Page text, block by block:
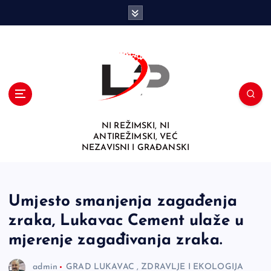
NI REŽIMSKI, NI
ANTIREŽIMSKI, VEĆ
NEZAVISNI I GRAĐANSKI
Umjesto smanjenja zagađenja
zraka, Lukavac Cement ulaže u
mjerenje zagađivanja zraka.
admin GRAD LUKAVAC , ZDRAVLJE I EKOLOGIJA